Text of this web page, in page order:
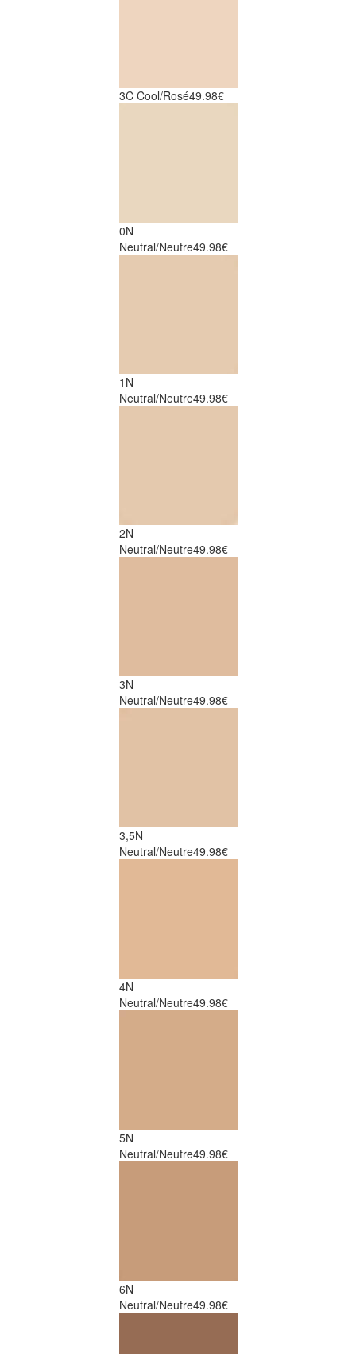
3C Cool/Rosé49.98€
0N
Neutral/Neutre49.98€
1N
Neutral/Neutre49.98€
2N
Neutral/Neutre49.98€
3N
Neutral/Neutre49.98€
3,5N
Neutral/Neutre49.98€
4N
Neutral/Neutre49.98€
5N
Neutral/Neutre49.98€
6N
Neutral/Neutre49.98€